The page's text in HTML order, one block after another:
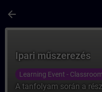
arrow_back
Ipari műszerezés
Learning Event - Classroom
A tanfolyam során a